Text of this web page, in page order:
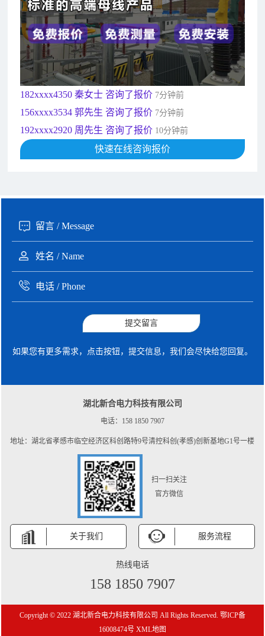
192xxxx2920 周先生 咨询了报价10分钟前
189xxxx6562 王先生 咨询了报价1秒前
190xxxx3508 徐女士 咨询了报价5秒前
135xxxx6654 张先生 咨询了报价
181xxxx7531 苟先生 咨询了报价5分钟前
182xxxx4350 秦女士 咨询了报价 7分钟前
156xxxx3534 郭先生 咨询了报价 7分钟前
192xxxx2920 周先生 咨询了报价 10分钟前
189xxxx6562 王先生 咨询了报价1秒前
快速在线咨询报价
提交留言
如果您有更多需求，点击按钮，提交信息，我们会尽快给您回复。
湖北新合电力科技有限公司
电话：158 1850 7907
地址：湖北省孝感市临空经济区科创路特9号清控科创(孝感)创新基地G1号一楼
扫一扫关注
官方微信
关于我们 服务流程
热线电话
158 1850 7907
Copyright © 2022 湖北新合电力科技有限公司 All Rights Reserved. 鄂ICP备
16008474号 XML地图